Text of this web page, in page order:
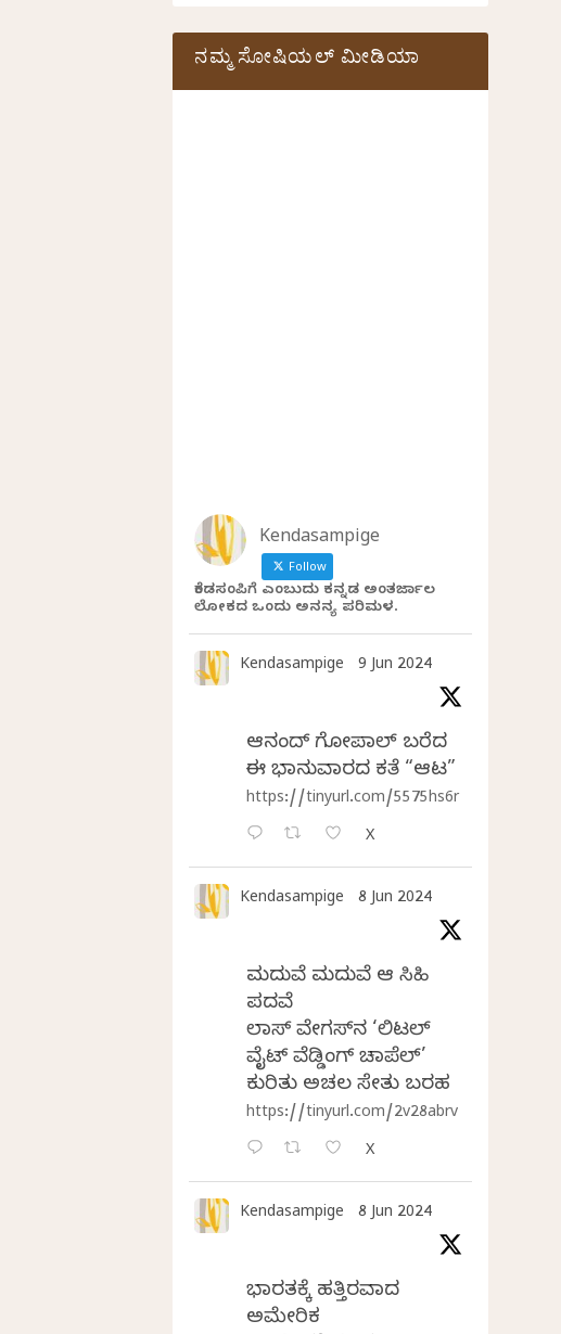
ನಮ್ಮ ಸೋಷಿಯಲ್‌ ಮೀಡಿಯಾ
Kendasampige
Follow
ಕೆಂಡಸಂಪಿಗೆ ಎಂಬುದು ಕನ್ನಡ ಅಂತರ್ಜಾಲ
ಲೋಕದ ಒಂದು ಅನನ್ಯ ಪರಿಮಳ.
Kendasampige 9 Jun 2024
ಆನಂದ್‌ ಗೋಪಾಲ್‌ ಬರೆದ
ಈ ಭಾನುವಾರದ ಕತೆ “ಆಟ”
https://tinyurl.com/5575hs6r
X
Kendasampige 8 Jun 2024
ಮದುವೆ ಮದುವೆ ಆ ಸಿಹಿ
ಪದವೆ
ಲಾಸ್‌ ವೇಗಸ್‌ನ ‘ಲಿಟಲ್
ವೈಟ್ ವೆಡ್ಡಿಂಗ್ ಚಾಪೆಲ್’
ಕುರಿತು ಅಚಲ ಸೇತು ಬರಹ
https://tinyurl.com/2v28abrv
X
Kendasampige 8 Jun 2024
ಭಾರತಕ್ಕೆ ಹತ್ತಿರವಾದ
ಅಮೇರಿಕ